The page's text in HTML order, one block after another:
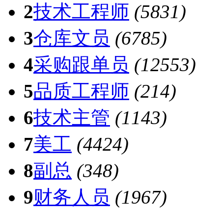
2技术工程师 (5831)
3仓库文员 (6785)
4采购跟单员 (12553)
5品质工程师 (214)
6技术主管 (1143)
7美工 (4424)
8副总 (348)
9财务人员 (1967)